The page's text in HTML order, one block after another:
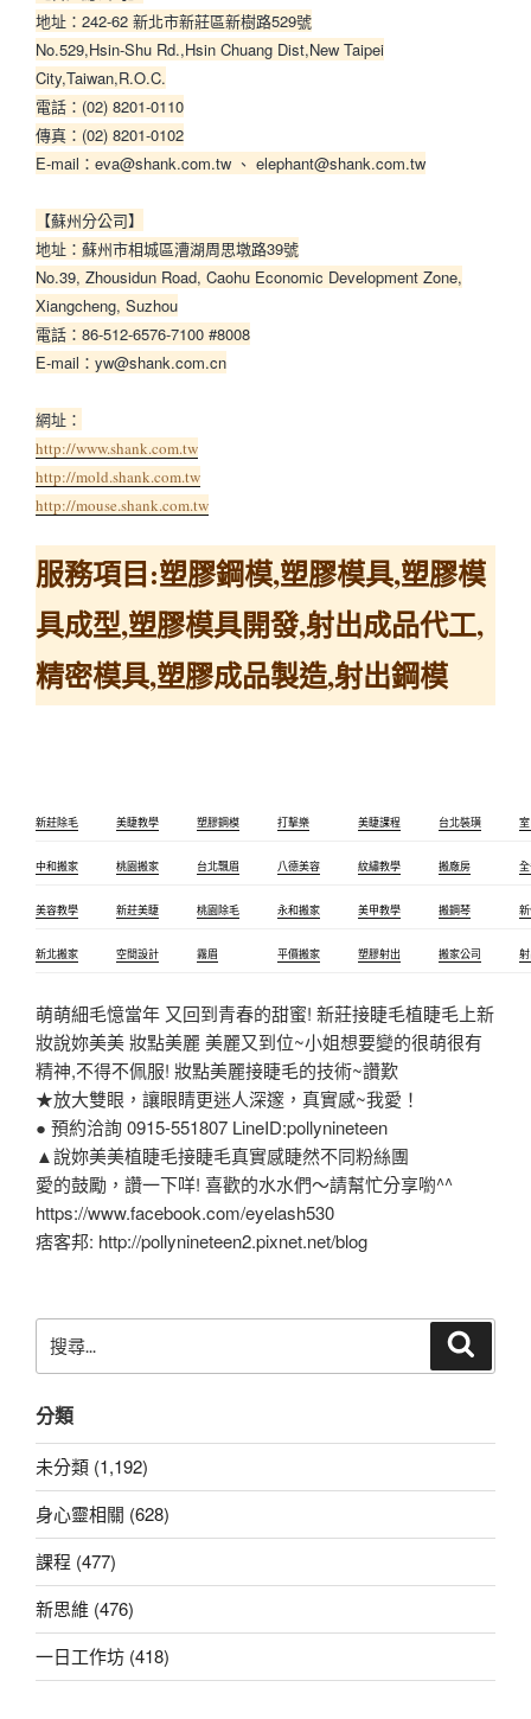
地址：242-62 新北市新莊區新樹路529號
No.529,Hsin-Shu Rd.,Hsin Chuang Dist,New Taipei
City,Taiwan,R.O.C.
電話：(02) 8201-0110
傳真：(02) 8201-0102
E-mail：eva@shank.com.tw 、 elephant@shank.com.tw
【蘇州分公司】
地址：蘇州市相城區漕湖周思墩路39號
No.39, Zhousidun Road, Caohu Economic Development Zone,
Xiangcheng, Suzhou
電話：86-512-6576-7100 #8008
E-mail：yw@shank.com.cn
網址：
http://www.shank.com.tw
http://mold.shank.com.tw
http://mouse.shank.com.tw
服務項目:塑膠鋼模,塑膠模具,塑膠模
具成型,塑膠模具開發,射出成品代工,
精密模具­,塑膠成品製造,射出鋼模
新莊除毛 美睫教學 塑膠鋼模 打擊樂 美睫課程 台北裝璜
中和搬家 桃園搬家 台北飄眉 八德美容 紋繡教學 搬廠房
美容教學 新莊美睫 桃園除毛 永和搬家 美甲教學 搬鋼琴
新北搬家 空間設計 霧眉 平價搬家 塑膠射出 搬家公司
萌萌細毛憶當年 又回到青春的甜蜜! 新莊接睫毛植睫毛上新
妝說妳美美 妝點美麗 美麗又到位~小姐想要變的很萌很有
精神,不得不佩服! 妝點美麗接睫毛的技術~讚歎
★放大雙眼，讓眼睛更迷人深邃，真實感~我愛！
● 預約洽詢 0915-551807 LineID:pollynineteen
▲說妳美美植睫毛接睫毛真實感睫然不同粉絲團
愛的鼓勵，讚一下咩! 喜歡的水水們～請幫忙分享喲^^
https://www.facebook.com/eyelash530
痞客邦: http://pollynineteen2.pixnet.net/blog
尋
鍵
字:
分類
未分類 (1,192)
身心靈相關 (628)
課程 (477)
新思維 (476)
一日工作坊 (418)